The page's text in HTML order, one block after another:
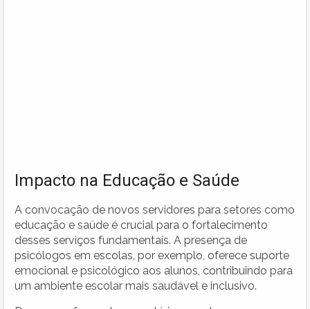
Impacto na Educação e Saúde
A convocação de novos servidores para setores como
educação e saúde é crucial para o fortalecimento
desses serviços fundamentais. A presença de
psicólogos em escolas, por exemplo, oferece suporte
emocional e psicológico aos alunos, contribuindo para
um ambiente escolar mais saudável e inclusivo.